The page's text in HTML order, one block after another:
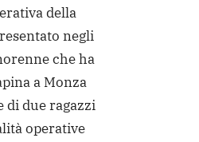
della
negli
che ha
a Monza
di due ragazzi
operative